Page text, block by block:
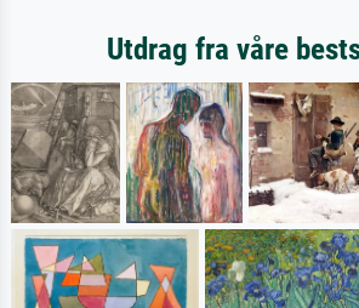
Utdrag fra våre